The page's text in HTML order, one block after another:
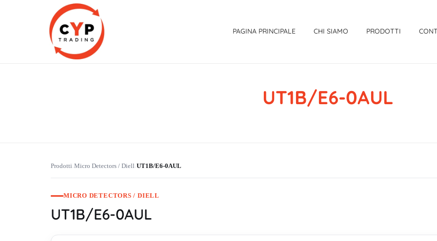
PAGINA PRINCIPALE CHI SIAMO PRODOTTI
UT1B/E6-0AUL
Prodotti›Micro Detectors / Diell›UT1B/E6-0AUL
MICRO DETECTORS / DIELL
UT1B/E6-0AUL